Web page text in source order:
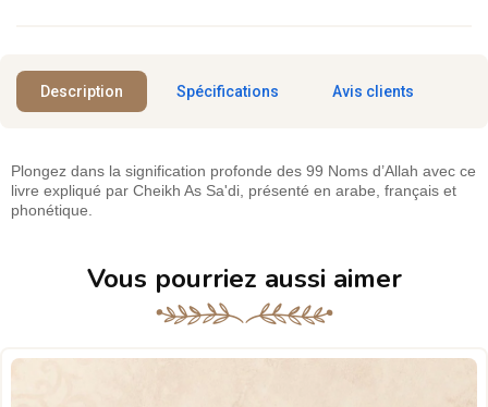
Description Spécifications Avis clients
Plongez dans la signification profonde des 99 Noms d’Allah avec ce
livre expliqué par Cheikh As Sa'di, présenté en arabe, français et
phonétique.
Vous pourriez aussi aimer